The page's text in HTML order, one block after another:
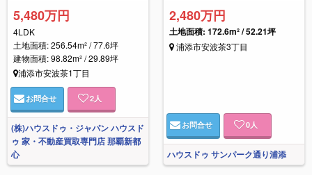
5,480万円
4LDK
土地面積: 256.54m² / 77.6坪
建物面積: 98.82m² / 29.89坪
浦添市安波茶1丁目
お問合せ 2人
(株)ハウスドゥ・ジャパン ハウスド
ゥ 家・不動産買取専門店 那覇新都
心
2,480万円
土地面積: 172.6m² / 52.21坪
浦添市安波茶3丁目
お問合せ 0人
ハウスドゥ サンパーク通り浦添